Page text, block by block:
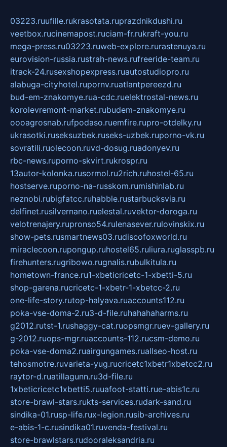
03223.ruufille.rukrasotata.ruprazdnikdushi.ru
veetbox.rucinemapost.ruciam-fr.rukraft-you.ru
mega-press.ru03223.ruweb-explore.rurastenuya.ru
eurovision-russia.rustrah-news.rufreeride-team.ru
itrack-24.rusexshopexpress.ruautostudiopro.ru
alabuga-cityhotel.rupornv.ruatlantpereezd.ru
bud-em-znakomye.rua-cdc.ruelektrostal-news.ru
korolevremont-market.rubudem-znakomye.ru
oooagrosnab.rufpodaso.ruemfire.rupro-otdelky.ru
ukrasotki.ruseksuzbek.ruseks-uzbek.ruporno-vk.ru
sovratili.ruolecoon.ruvd-dosug.ruadonyev.ru
rbc-news.ruporno-skvirt.rukrospr.ru
13autor-kolonka.rusormol.ru2rich.ruhostel-65.ru
hostserve.ruporno-na-russkom.rumishinlab.ru
neznobi.rubigfatcc.ruhabble.rustarbucksvia.ru
delfinet.rusilvernano.ruelestal.ruvektor-doroga.ru
velotrenajery.rupronso54.rulenasever.rulovinskix.ru
show-pets.rusmartnews03.rudiscofoxworld.ru
miraclecoon.rupongup.ruhostel65.ruliura.ruglasspb.ru
firehunters.rugribowo.rugnalis.rubulkitula.ru
hometown-france.ru1-xbeticricetc-1-xbetti-5.ru
shop-garena.rucricetc-1-xbetr-1-xbetcc-2.ru
one-life-story.rutop-halyava.ruaccounts112.ru
poka-vse-doma-2.ru3-d-file.ruhahahaharms.ru
g2012.rutst-1.rushaggy-cat.ruopsmgr.ruev-gallery.ru
g-2012.ruops-mgr.ruaccounts-112.rucsm-demo.ru
poka-vse-doma2.ruairgungames.ruallseo-host.ru
tehosmotre.ruvarieta-yug.rucricetc1xbetr1xbetcc2.ru
raytor-d.ruatillagunn.ru3d-file.ru
1xbeticricetc1xbetti5.ruuafoot-statti.rue-abis1c.ru
store-brawl-stars.rukts-services.rudark-sand.ru
sindika-01.rusp-life.rux-legion.rusib-archives.ru
e-abis-1-c.rusindika01.ruvenda-festival.ru
store-brawlstars.rudooraleksandria.ru